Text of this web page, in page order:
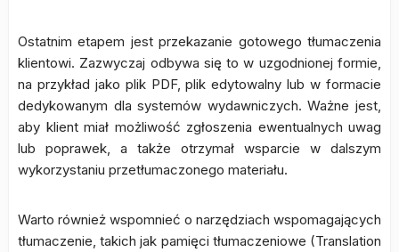
Ostatnim etapem jest przekazanie gotowego tłumaczenia
klientowi. Zazwyczaj odbywa się to w uzgodnionej formie,
na przykład jako plik PDF, plik edytowalny lub w formacie
dedykowanym dla systemów wydawniczych. Ważne jest,
aby klient miał możliwość zgłoszenia ewentualnych uwag
lub poprawek, a także otrzymał wsparcie w dalszym
wykorzystaniu przetłumaczonego materiału.
Warto również wspomnieć o narzędziach wspomagających
tłumaczenie, takich jak pamięci tłumaczeniowe (Translation